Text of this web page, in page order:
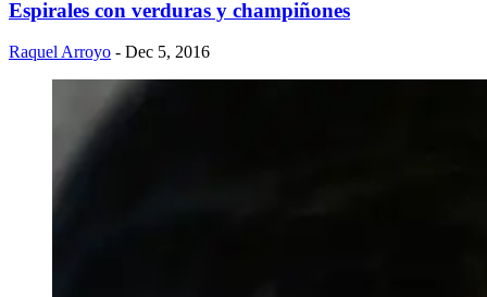
​Espirales con verduras y champiñones
Raquel Arroyo - Dec 5, 2016